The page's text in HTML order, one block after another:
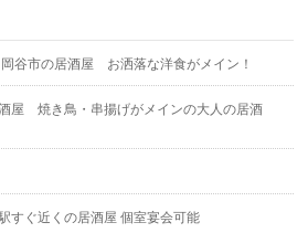
谷市の居酒屋 お洒落な洋食がメイン！
屋 焼き鳥・串揚げがメインの大人の居酒
ぐ近くの居酒屋 個室宴会可能